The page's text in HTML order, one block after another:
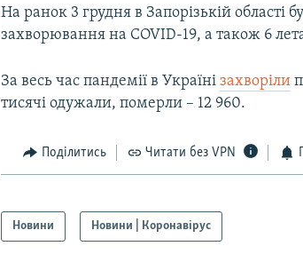
На ранок 3 грудня в Запорізькій області
захворювання на COVID-19, а також 6
За весь час пандемії в Українізахворіли
тисячі одужали, померли – 12 960.
Поділитись Читати без VPN
Новини Новини | Коронавірус